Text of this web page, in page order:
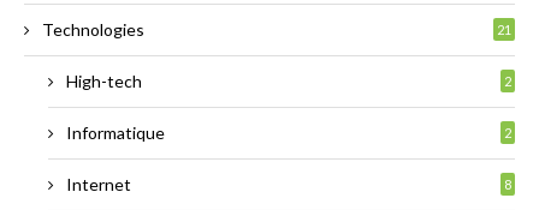
Technologies 21
High-tech 2
Informatique 2
Internet 8